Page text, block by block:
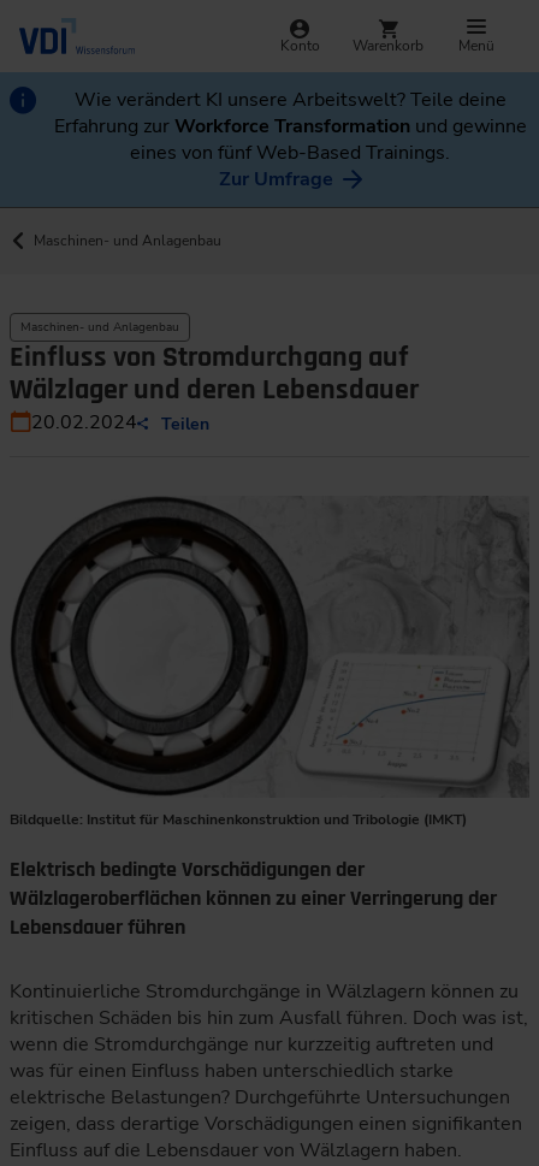
Konto Warenkorb Menü
Wie verändert KI unsere Arbeitswelt? Teile deine
Erfahrung zurWorkforce Transformation und gewinne
eines von fünf Web-Based Trainings.
Zur Umfrage
Maschinen- und Anlagenbau
Maschinen- und Anlagenbau
Einfluss von Stromdurchgang auf
Wälzlager und deren Lebensdauer
20.02.2024 Teilen
Bildquelle: Institut für Maschinenkonstruktion und Tribologie (IMKT)
Elektrisch bedingte Vorschädigungen der
Wälzlageroberflächen können zu einer Verringerung der
Lebensdauer führen
Kontinuierliche Stromdurchgänge in Wälzlagern können zu
kritischen Schäden bis hin zum Ausfall führen. Doch was ist,
wenn die Stromdurchgänge nur kurzzeitig auftreten und
was für einen Einfluss haben unterschiedlich starke
elektrische Belastungen? Durchgeführte Untersuchungen
zeigen, dass derartige Vorschädigungen einen signifikanten
Einfluss auf die Lebensdauer von Wälzlagern haben.